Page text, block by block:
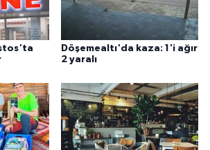
Döşemealtı'da kaza: 1'i ağır
2 yaralı